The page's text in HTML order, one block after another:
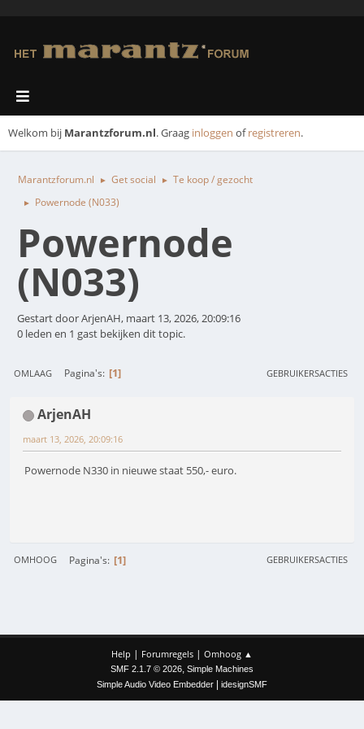
Welkom bij Marantzforum.nl. Graag inloggen ofregistreren.
Marantzforum.nl ► Get social ► Te koop / gezocht
► Powernode (N033)
Powernode
(N033)
Gestart door ArjenAH, maart 13, 2026, 20:09:16
0 leden en 1 gast bekijken dit topic.
OMLAAG Pagina's 1 GEBRUIKERSACTIES
ArjenAH
maart 13, 2026, 20:09:16
Powernode N330 in nieuwe staat 550,- euro.
OMHOOG Pagina's 1 GEBRUIKERSACTIES
Help | Forumregels | Omhoog ▲
SMF 2.1.7 © 2026, Simple Machines
Simple Audio Video Embedder
idesignSMF